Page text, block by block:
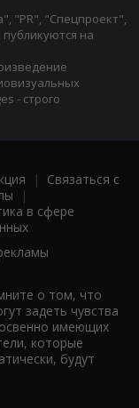
"PR", "Спецпроект",
на
- строго
| Связаться с
|
в сфере
о том, что
задеть чувства
имеющих
которые
будут